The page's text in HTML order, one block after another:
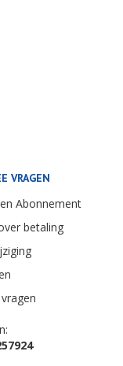
VRAGEN
Abonnement
betaling